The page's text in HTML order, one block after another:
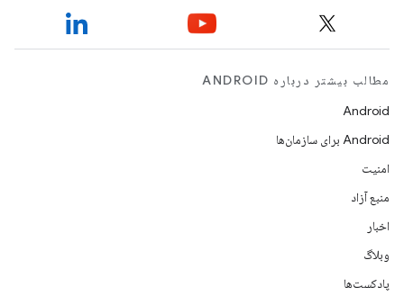
مطالب بیشتر درباره ANDROID
Android
Android برای سازمان‌ها
امنیت
منبع آزاد
اخبار
وبلاگ
پادکست‌ها